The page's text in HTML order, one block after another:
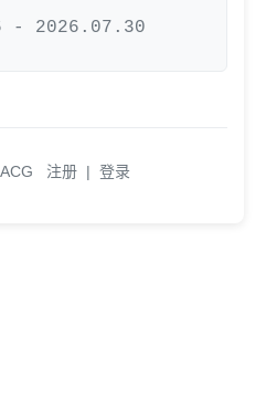
- 2026.07.30
注册 | 登录